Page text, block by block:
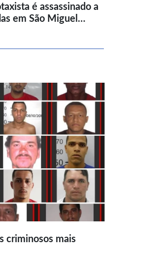
é assassinado a
em São Miguel…
criminosos mais